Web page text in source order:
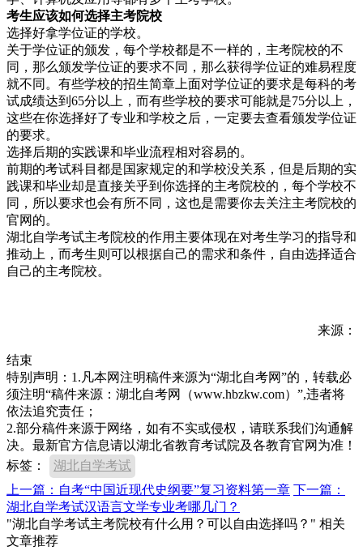
考生应该如何选择主考院校
选择好拿学位证的学校。
关于学位证的颁发，每个学校都是不一样的，主考院校的不
同，那么颁发学位证的要求不同，那么获得学位证的难易程度
就不同。有些学校的招生简章上面对学位证的要求是每科的考
试成绩达到65分以上，而有些学校的要求可能就是75分以上，
这些在你选择好了专业和学校之后，一定要去查看颁发学位证
的要求。
选择后期的实践课和毕业流程相对容易的。
前期的考试科目都是国家规定的和学校没关系，但是后期的实
践课和毕业却是直接关乎到你选择的主考院校的，每个学校不
同，所以要求也会有所不同，这也是需要你去关注主考院校的
官网的。
湖北自学考试主考院校的作用主要体现在对考生学习的指导和
推动上，而考生则可以根据自己的需求和条件，自由选择适合
自己的主考院校。
来源：
结束
特别声明：1.凡本网注明稿件来源为“湖北自考网”的，转载必
须注明“稿件来源：湖北自考网（www.hbzkw.com）”,违者将
依法追究责任；
2.部分稿件来源于网络，如有不实或侵权，请联系我们沟通解
决。最新官方信息请以湖北省教育考试院及各教育官网为准！
标签：
湖北自学考试
上一篇：自考“中国近现代史纲要”复习资料第一章 下一篇：
湖北自学考试汉语言文学专业考哪几门？
"湖北自学考试主考院校有什么用？可以自由选择吗？" 相关
文章推荐